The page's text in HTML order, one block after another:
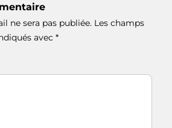
ne sera pas publiée. Les champs
avec *